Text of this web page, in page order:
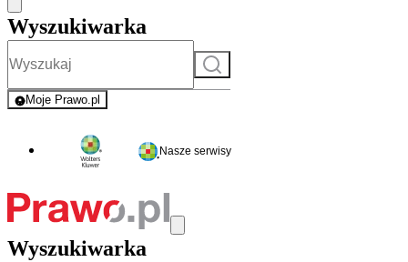
Wyszukiwarka
Szukaj
Moje Prawo.pl
- rejestracja i logowanie do serwisu
Nasze serwisy
Wyszukiwarka